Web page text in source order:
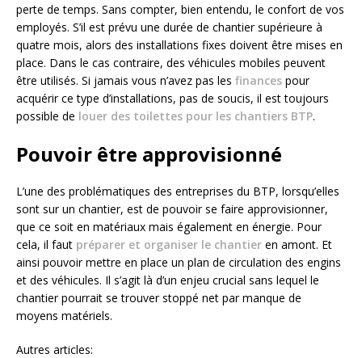
perte de temps. Sans compter, bien entendu, le confort de vos
employés. S’il est prévu une durée de chantier supérieure à
quatre mois, alors des installations fixes doivent être mises en
place. Dans le cas contraire, des véhicules mobiles peuvent
être utilisés. Si jamais vous n’avez pas les finances pour
acquérir ce type d’installations, pas de soucis, il est toujours
possible de louer des toilettes pour les chantiers BTP.
Pouvoir être approvisionné
L’une des problématiques des entreprises du BTP, lorsqu’elles
sont sur un chantier, est de pouvoir se faire approvisionner,
que ce soit en matériaux mais également en énergie. Pour
cela, il faut préparer et organiser le chantier en amont. Et
ainsi pouvoir mettre en place un plan de circulation des engins
et des véhicules. Il s’agit là d’un enjeu crucial sans lequel le
chantier pourrait se trouver stoppé net par manque de
moyens matériels.
Autres articles: